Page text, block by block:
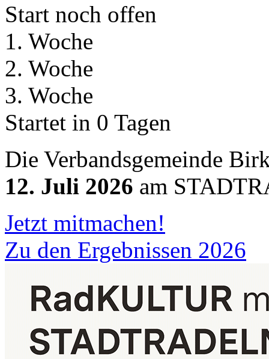
Start noch offen
1. Woche
2. Woche
3. Woche
Startet in 0 Tagen
Die Verbandsgemeinde
12. Juli 2026 am
Jetzt mitmachen!
Zu den Ergebnissen 2026